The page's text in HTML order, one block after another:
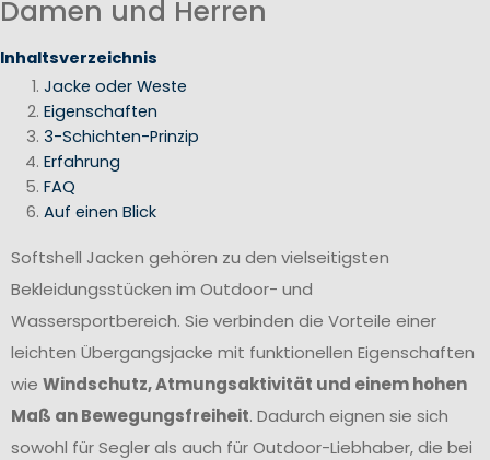
Damen und Herren
Inhaltsverzeichnis
Jacke oder Weste
Eigenschaften
3-Schichten-Prinzip
Erfahrung
FAQ
Auf einen Blick
Softshell Jacken gehören zu den vielseitigsten
Bekleidungsstücken im Outdoor- und
Wassersportbereich. Sie verbinden die Vorteile einer
leichten Übergangsjacke mit funktionellen Eigenschaften
wie Windschutz, Atmungsaktivität und einem hohen
Maß an Bewegungsfreiheit. Dadurch eignen sie sich
sowohl für Segler als auch für Outdoor-Liebhaber, die bei